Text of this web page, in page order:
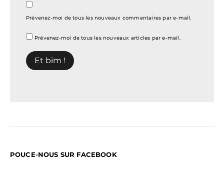
Prévenez-moi de tous les nouveaux commentaires par e-mail.
Prévenez-moi de tous les nouveaux articles par e-mail.
POUCE-NOUS SUR FACEBOOK